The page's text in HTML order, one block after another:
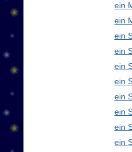
ein
ein
ein
ein
ein
ein
ein
ein
ein
ein